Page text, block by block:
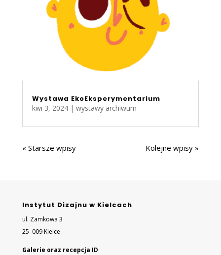
Wystawa EkoEksperymentarium
kwi 3, 2024| wystawy archiwum
« Starsze wpisy Kolejne wpisy »
Instytut Dizajnu w Kielcach
ul. Zamkowa 3
25–009 Kielce
Galerie oraz recepcja ID